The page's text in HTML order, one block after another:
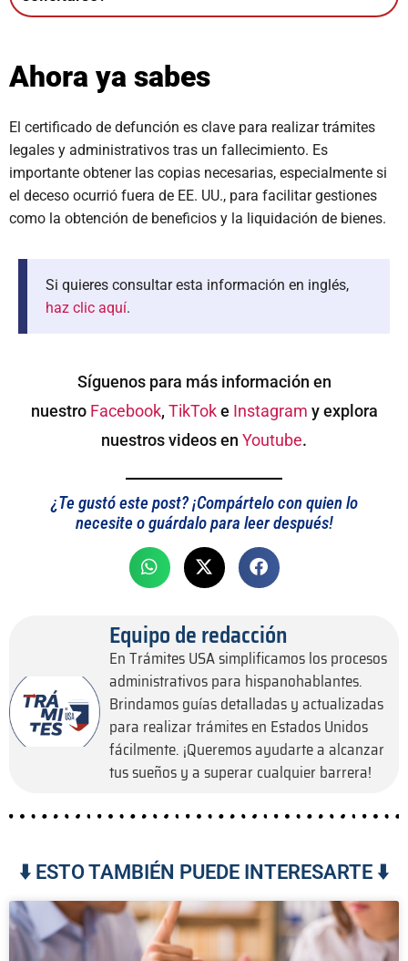
Ahora ya sabes
El certificado de defunción es clave para realizar trámites
legales y administrativos tras un fallecimiento. Es
importante obtener las copias necesarias, especialmente si
el deceso ocurrió fuera de EE. UU., para facilitar gestiones
como la obtención de beneficios y la liquidación de bienes.
Si quieres consultar esta información en inglés,
haz clic aquí.
Síguenos para más información en
nuestro Facebook, TikToke Instagram y explora
nuestros videos en Youtube.
¿Te gustó este post? ¡Compártelo con quien lo
necesite o guárdalo para leer después!
Equipo de redacción
En Trámites USA simplificamos los procesos
administrativos para hispanohablantes.
Brindamos guías detalladas y actualizadas
para realizar trámites en Estados Unidos
fácilmente. ¡Queremos ayudarte a alcanzar
tus sueños y a superar cualquier barrera!
⬇️ ESTO TAMBIÉN PUEDE INTERESARTE ⬇️